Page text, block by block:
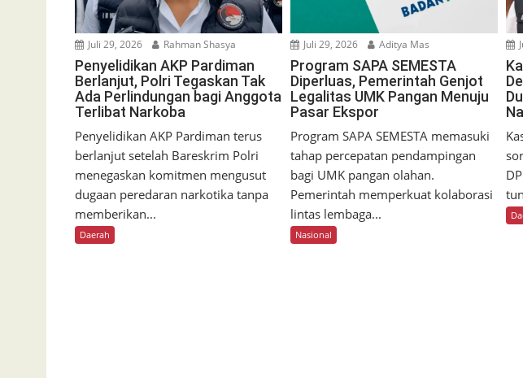
Juli 29, 2026 Rahman Shasya
Penyelidikan AKP Pardiman
Berlanjut, Polri Tegaskan Tak
Ada Perlindungan bagi Anggota
Terlibat Narkoba
Penyelidikan AKP Pardiman terus
berlanjut setelah Bareskrim Polri
menegaskan komitmen mengusut
dugaan peredaran narkotika tanpa
memberikan...
Daerah
Juli 29, 2026 Aditya Mas
Program SAPA SEMESTA
Diperluas, Pemerintah Genjot
Legalitas UMK Pangan Menuju
Pasar Ekspor
Program SAPA SEMESTA memasuki
tahap percepatan pendampingan
bagi UMK pangan olahan.
Pemerintah memperkuat kolaborasi
lintas lembaga...
Nasional